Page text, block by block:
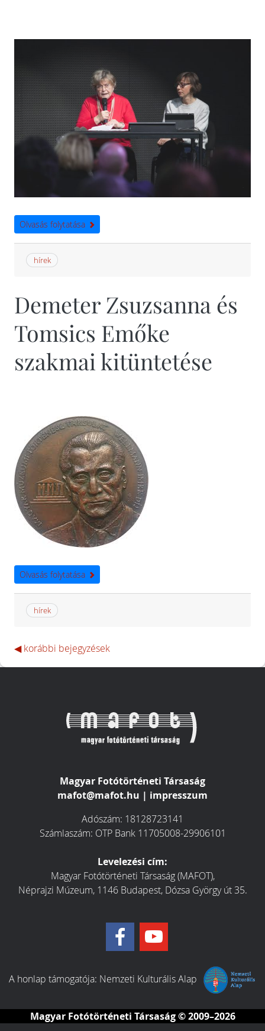
Olvasás folytatása
hírek
Demeter Zsuzsanna és
Tomsics Emőke
szakmai kitüntetése
Olvasás folytatása
hírek
Bejegyzés
navigáció
◀ korábbi bejegyzések
Magyar Fotótörténeti Társaság
mafot@mafot.hu | impresszum
Adószám: 18128723141
Számlaszám: OTP Bank 11705008-29906101
Levelezési cím:
Magyar Fotótörténeti Társaság (MAFOT),
Néprajzi Múzeum, 1146 Budapest, Dózsa György út 35.
A honlap támogatója: Nemzeti Kulturális Alap
Magyar Fotótörténeti Társaság© 2009–2026